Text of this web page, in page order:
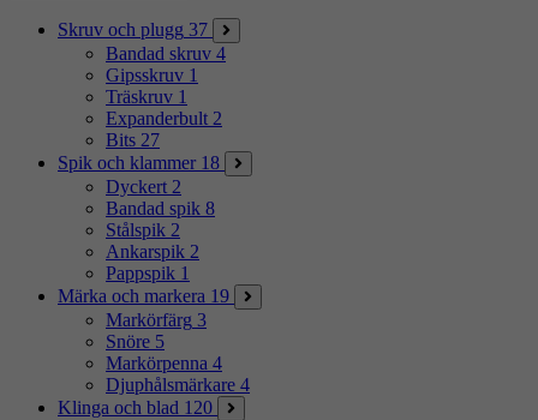
Skruv och plugg 37
Bandad skruv 4
Gipsskruv 1
Träskruv 1
Expanderbult 2
Bits 27
Spik och klammer 18
Dyckert 2
Bandad spik 8
Stålspik 2
Ankarspik 2
Pappspik 1
Märka och markera 19
Markörfärg 3
Snöre 5
Markörpenna 4
Djuphålsmärkare 4
Klinga och blad 120